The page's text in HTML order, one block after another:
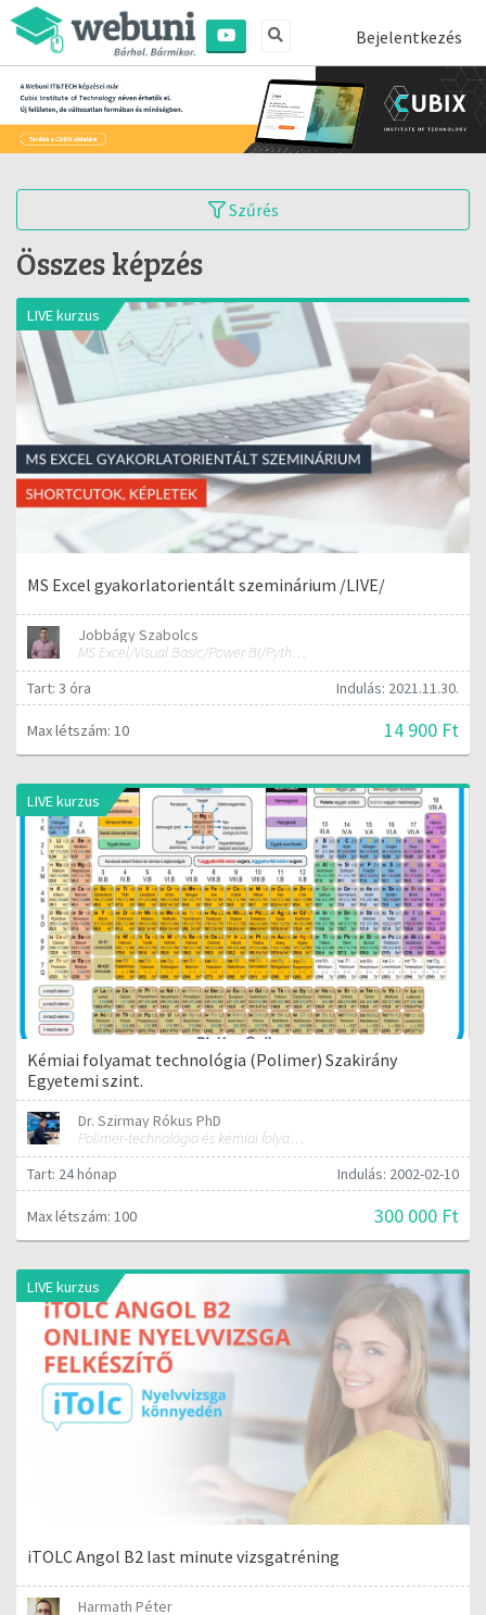
Bejelentkezés
Szűrés
Összes képzés
LIVE kurzus
MS Excel gyakorlatorientált szeminárium /LIVE/
Jobbágy Szabolcs
MS Excel/Visual Basic/Power BI/Python adatelemzési szakértő
Tart: 3 óra
Indulás: 2021.11.30.
Max létszám: 10 14 900 Ft
LIVE kurzus
Kémiai folyamat technológia (Polimer) Szakirány
Egyetemi szint.
Dr. Szirmay Rókus PhD
Polimer-technológia és kémiai folyamat-technológia
Tart: 24 hónap
Indulás: 2002-02-10
Max létszám: 100 300 000 Ft
LIVE kurzus
iTOLC Angol B2 last minute vizsgatréning
Harmath Péter